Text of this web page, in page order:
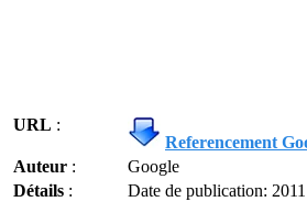
URL :
Referencement
Auteur :
Google
Détails : Date de publication: 2011